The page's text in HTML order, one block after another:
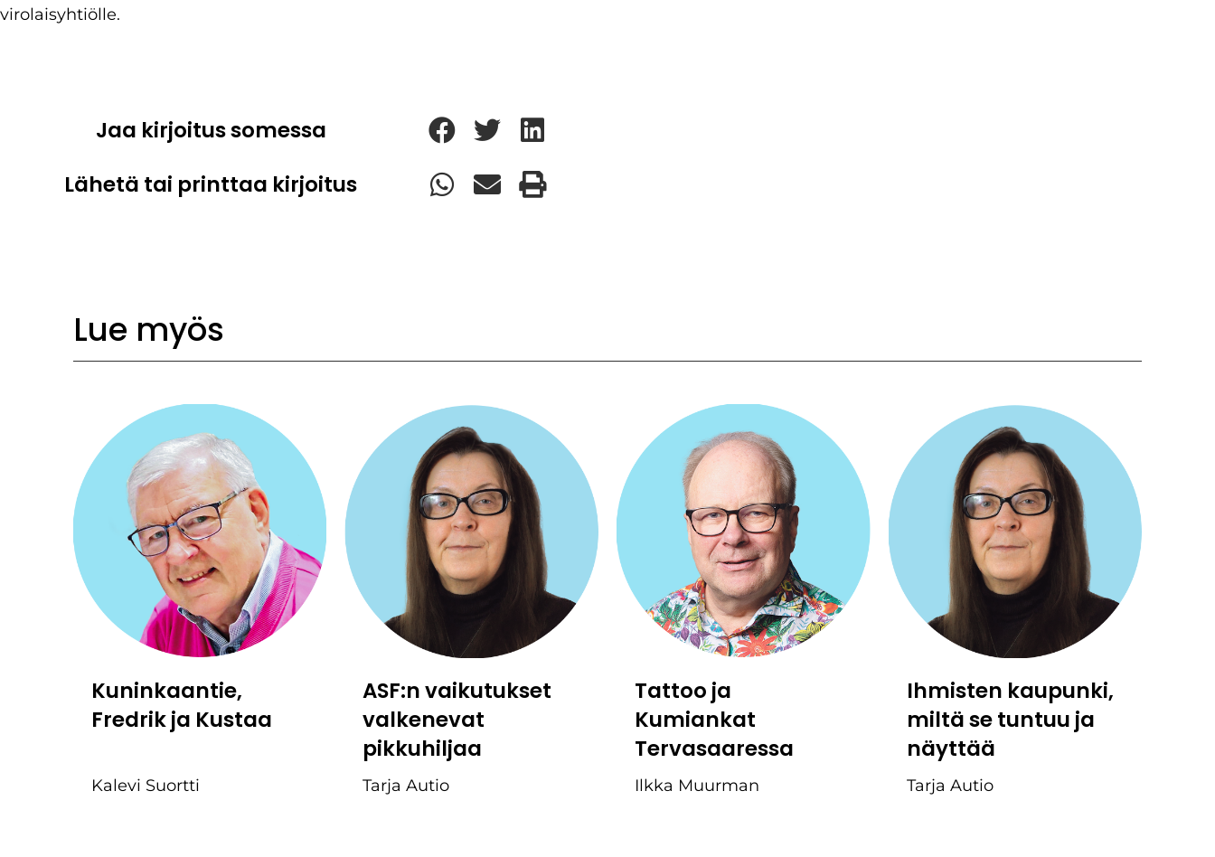
virolaisyhtiölle.
Jaa kirjoitus somessa
Lähetä tai printtaa kirjoitus
Lue myös
Kuninkaantie,
Fredrik ja Kustaa
Kalevi Suortti
ASF:n vaikutukset
valkenevat
pikkuhiljaa
Tarja Autio
Tattoo ja
Kumiankat
Tervasaaressa
Ilkka Muurman
Ihmisten kaupunki,
miltä se tuntuu ja
näyttää
Tarja Autio